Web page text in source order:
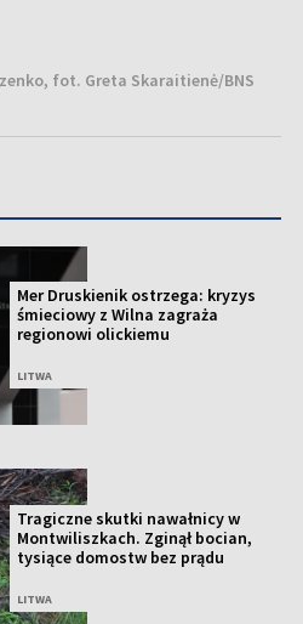
fot. Greta Skaraitienė/BNS
Mer Druskienik ostrzega: kryzys
śmieciowy z Wilna zagraża
regionowi olickiemu
LITWA
Tragiczne skutki nawałnicy w
Montwiliszkach. Zginął bocian,
tysiące domostw bez prądu
LITWA